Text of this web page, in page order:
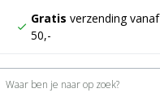
check
Gratis verzending vanaf
50,-